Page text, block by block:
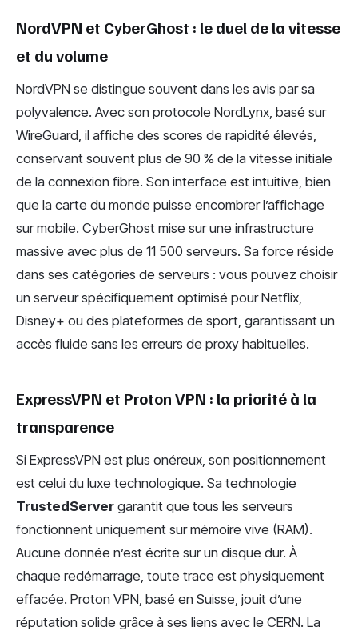
NordVPN et CyberGhost : le duel de la vitesse
et du volume
NordVPN se distingue souvent dans les avis par sa
polyvalence. Avec son protocole NordLynx, basé sur
WireGuard, il affiche des scores de rapidité élevés,
conservant souvent plus de 90 % de la vitesse initiale
de la connexion fibre. Son interface est intuitive, bien
que la carte du monde puisse encombrer l’affichage
sur mobile. CyberGhost mise sur une infrastructure
massive avec plus de 11 500 serveurs. Sa force réside
dans ses catégories de serveurs : vous pouvez choisir
un serveur spécifiquement optimisé pour Netflix,
Disney+ ou des plateformes de sport, garantissant un
accès fluide sans les erreurs de proxy habituelles.
ExpressVPN et Proton VPN : la priorité à la
transparence
Si ExpressVPN est plus onéreux, son positionnement
est celui du luxe technologique. Sa technologie
TrustedServer garantit que tous les serveurs
fonctionnent uniquement sur mémoire vive (RAM).
Aucune donnée n’est écrite sur un disque dur. À
chaque redémarrage, toute trace est physiquement
effacée. Proton VPN, basé en Suisse, jouit d’une
réputation solide grâce à ses liens avec le CERN. La